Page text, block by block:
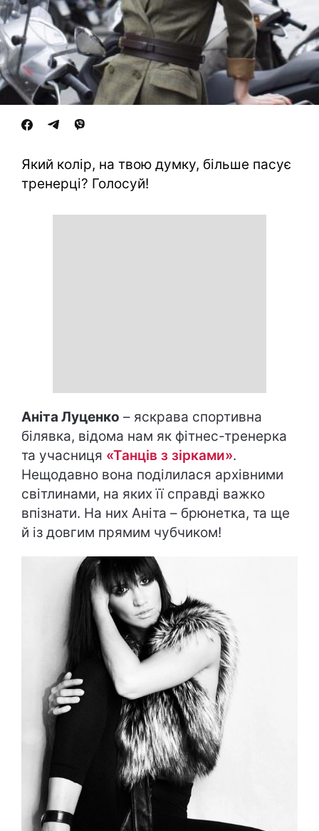
Який колір, на твою думку, більше пасує
тренерці? Голосуй!
Аніта Луценко – яскрава спортивна
білявка, відома нам як фітнес-тренерка
та учасниця «Танців з зірками».
Нещодавно вона поділилася архівними
світлинами, на яких її справді важко
впізнати. На них Аніта – брюнетка, та ще
й із довгим прямим чубчиком!